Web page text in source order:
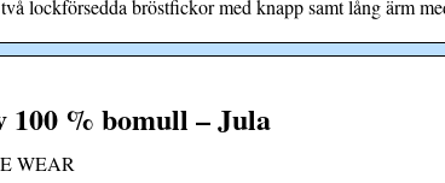
lockförsedda bröstfickor med knapp samt lång ärm
% bomull – Jula
WEAR